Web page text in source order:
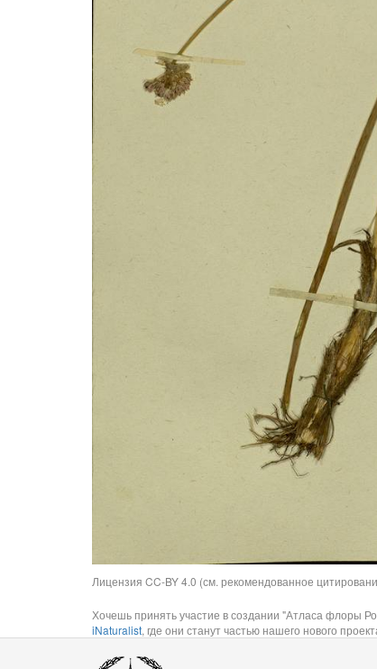
Лицензия CC-BY 4.0 (см. рекомендованное
Хочешь принять участие в создании "Атласа флоры
iNaturalist, где они станут частью нашего нового